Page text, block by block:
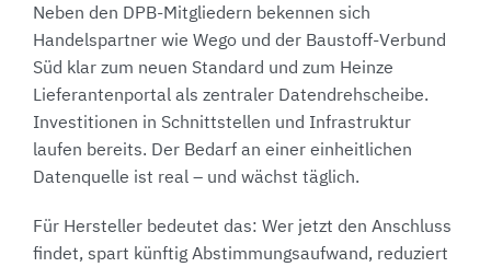
Neben den DPB-Mitgliedern bekennen sich
Handelspartner wie Wego und der Baustoff-Verbund
Süd klar zum neuen Standard und zum Heinze
Lieferantenportal als zentraler Datendrehscheibe.
Investitionen in Schnittstellen und Infrastruktur
laufen bereits. Der Bedarf an einer einheitlichen
Datenquelle ist real – und wächst täglich.
Für Hersteller bedeutet das: Wer jetzt den Anschluss
findet, spart künftig Abstimmungsaufwand, reduziert